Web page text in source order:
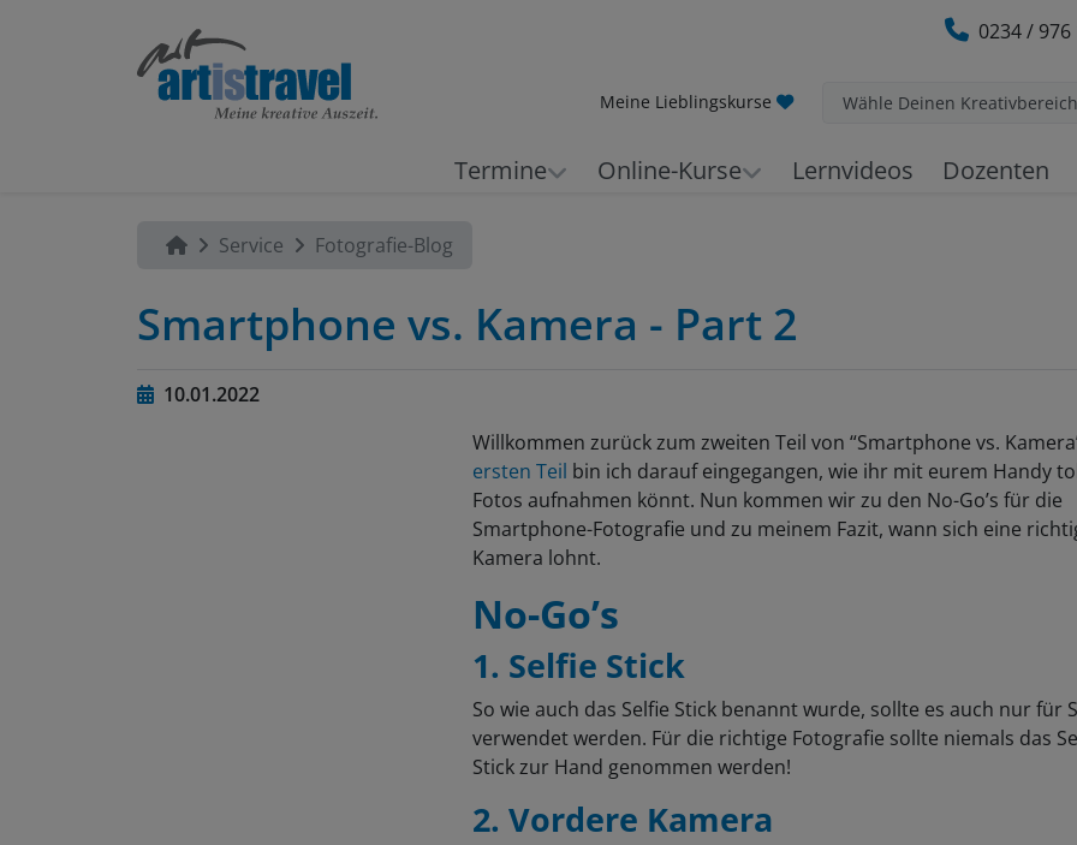
0234 / 976
Meine Lieblingskurse Wähle Deinen Kreativbereich
Termine Online-Kurse Lernvideos Dozenten
Service Fotografie-Blog
Smartphone vs. Kamera - Part 2
10.01.2022
Willkommen zurück zum zweiten Teil von “Smartphone vs.
ersten Teil bin ich darauf eingegangen, wie ihr mit eurem Handy
Fotos aufnahmen könnt. Nun kommen wir zu den No-Go’s für die
Smartphone-Fotografie und zu meinem Fazit, wann sich eine
Kamera lohnt.
No-Go’s
1. Selfie Stick
So wie auch das Selfie Stick benannt wurde, sollte es auch nur für
verwendet werden. Für die richtige Fotografie sollte niemals das
Stick zur Hand genommen werden!
2. Vordere Kamera